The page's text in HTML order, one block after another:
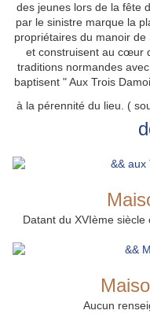
des jeunes lors de la fête
par le sinistre marque la
propriétaires du manoir
et construisent au cœur
traditions normandes
baptisent " Aux Trois
à la pérennité du lieu. (
Datant du XVIème siècle
Aucun